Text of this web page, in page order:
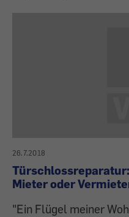
26.7.2018
Mieter oder
"Ein Flügel meiner